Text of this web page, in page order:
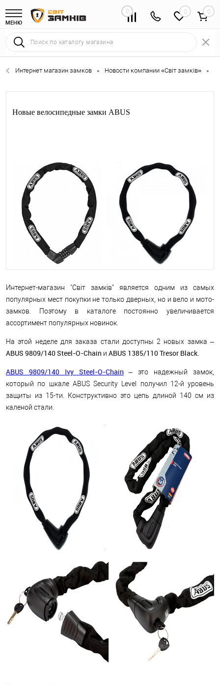
МЕНЮ
0 0
Интернет магазин замков • Новости компании «Світ замків» •
Новые велосипедные замки ABUS
Интернет-магазин "Світ замків" является одним из самых
популярных мест покупки не только дверных, но и вело и мото-
замков. Поэтому в каталоге постоянно увеличивается
ассортимент популярных новинок.
На этой неделе для заказа стали доступны 2 новых замка –
ABUS 9809/140 Steel-O-Chain и ABUS 1385/110 Tresor Black.
ABUS 9809/140 Ivy Steel-O-Chain – это надежный замок,
который по шкале ABUS Security Level получил 12-й уровень
защиты из 15-ти. Конструктивно это цепь длиной 140 см из
каленой стали.